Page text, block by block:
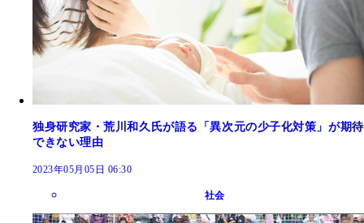
独身研究家・荒川和久氏が語る「異次元の少子化対策」が期待
できない理由
2023年05月05日 06:30
社会